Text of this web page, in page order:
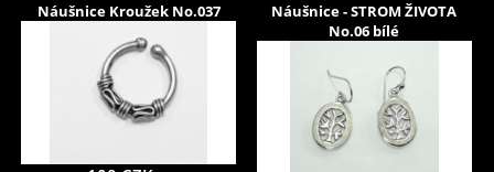
Náušnice Kroužek No.037
Náušnice - STROM ŽIVOTA
No.06 bílé